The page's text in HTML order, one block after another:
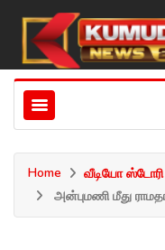
Home
வீடியோ ஸ்டோரி
அன்புமணி மீது